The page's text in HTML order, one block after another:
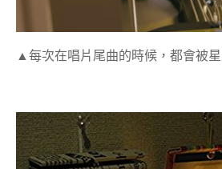
▲每次在唱片尾曲的時候，都會被